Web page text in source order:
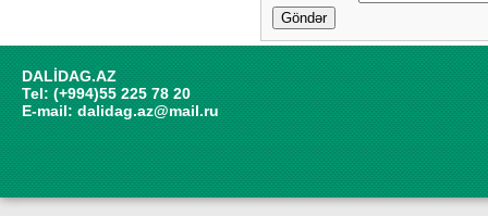
Göndər
DALİDAG.AZ
Tel: (+994)55 225 78 20
E-mail: dalidag.az@mail.ru